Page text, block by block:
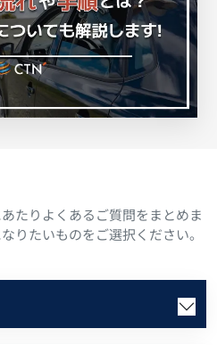
たりよくあるご質問をまとめま
りたいものをご選択ください。